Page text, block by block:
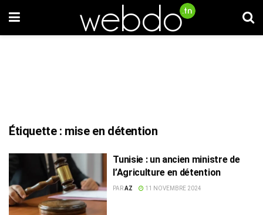
Étiquette : mise en détention
Tunisie : un ancien ministre de
l’Agriculture en détention
PARAZ 11 NOVEMBRE 2024